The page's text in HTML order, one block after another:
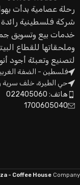
شركة فلسطينية
خدمات بيع وتسويق
وملحقاتها للقطاع
لتصنيع وتعبئة أجود
فلسطين - الضفة
حي الطيرة، خلف سرية
هاتف: 022405060
1700605040
- Coffee House Company